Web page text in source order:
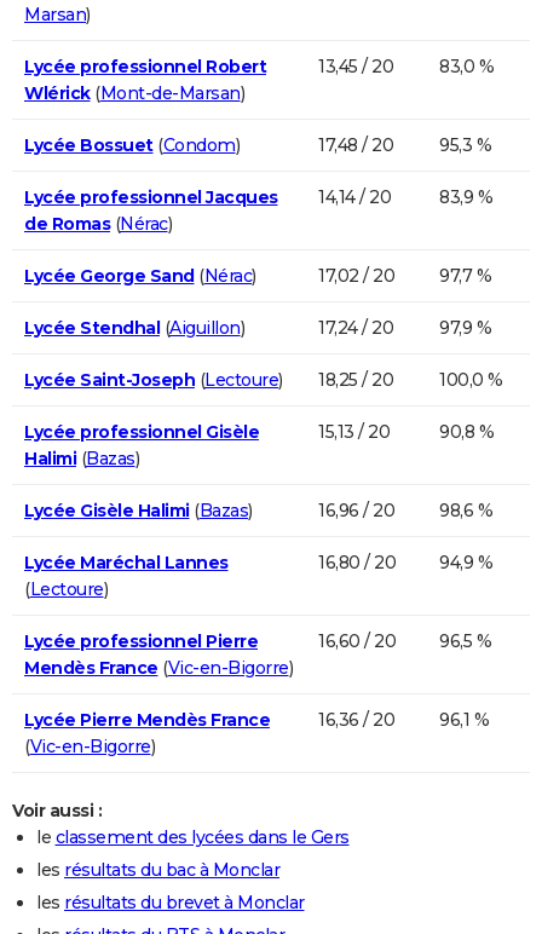
Marsan)
Lycée professionnel Robert
Wlérick(Mont-de-Marsan)
13,45 / 20 83,0 %
Lycée Bossuet(Condom) 17,48 / 20 95,3 %
Lycée professionnel Jacques
de Romas(Nérac)
14,14 / 20 83,9 %
Lycée George Sand(Nérac) 17,02 / 20 97,7 %
Lycée Stendhal(Aiguillon) 17,24 / 20 97,9 %
Lycée Saint-Joseph (Lectoure) 18,25 / 20 100,0 %
Lycée professionnel Gisèle
Halimi(Bazas)
15,13 / 20 90,8 %
Lycée Gisèle Halimi(Bazas) 16,96 / 20 98,6 %
Lycée Maréchal Lannes
(Lectoure)
16,80 / 20 94,9 %
Lycée professionnel Pierre
Mendès France (Vic-en-Bigorre)
16,60 / 20 96,5 %
Lycée Pierre Mendès France
(Vic-en-Bigorre)
16,36 / 20 96,1 %
Voir aussi :
le classement des lycées dans le Gers
les résultats du bac à Monclar
les résultats du brevet à Monclar